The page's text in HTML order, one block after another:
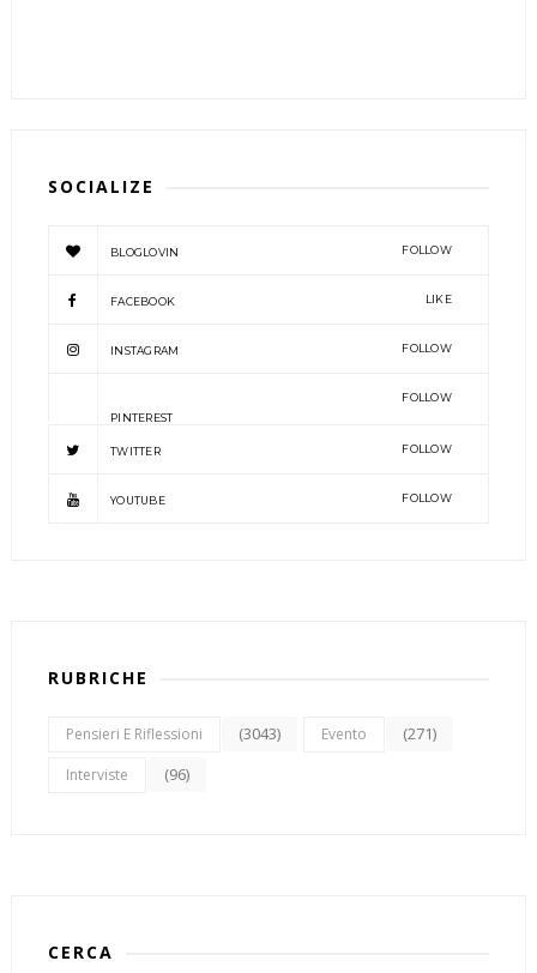
SOCIALIZE
BLOGLOVIN FOLLOW
FACEBOOK LIKE
INSTAGRAM FOLLOW
PINTEREST
FOLLOW
TWITTER FOLLOW
YOUTUBE FOLLOW
RUBRICHE
Pensieri E Riflessioni (3043) Evento (271)
Interviste (96)
CERCA